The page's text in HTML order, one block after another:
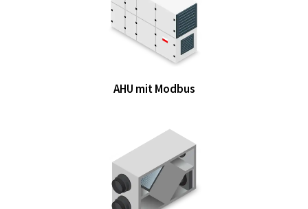
AHU mit Modbus